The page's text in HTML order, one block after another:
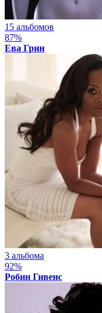
15 альбомов
87%
Ева Грин
3 альбома
92%
Робин Гивенс